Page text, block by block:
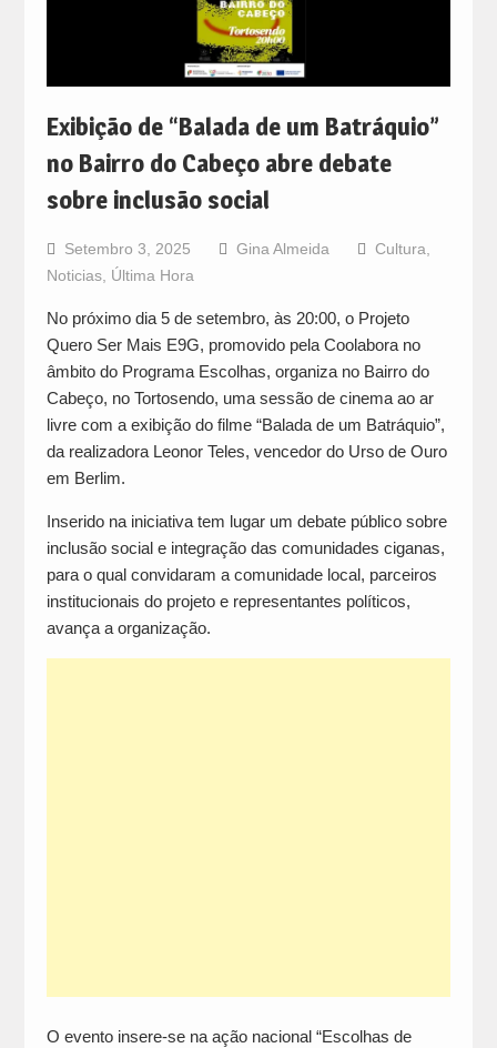
Exibição de “Balada de um Batráquio”
no Bairro do Cabeço abre debate
sobre inclusão social
Setembro 3, 2025 Gina Almeida Cultura
Noticias, Última Hora
No próximo dia 5 de setembro, às 20:00, o Projeto
Quero Ser Mais E9G, promovido pela Coolabora no
âmbito do Programa Escolhas, organiza no Bairro do
Cabeço, no Tortosendo, uma sessão de cinema ao ar
livre com a exibição do filme “Balada de um Batráquio”,
da realizadora Leonor Teles, vencedor do Urso de Ouro
em Berlim.
Inserido na iniciativa tem lugar um debate público sobre
inclusão social e integração das comunidades ciganas,
para o qual convidaram a comunidade local, parceiros
institucionais do projeto e representantes políticos,
avança a organização.
O evento insere-se na ação nacional “Escolhas de